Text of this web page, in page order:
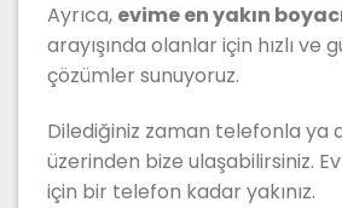
Ayrıca, evime en yakın
arayışında olanlar için hızlı ve
çözümler sunuyoruz.
Dilediğiniz zaman telefonla ya
üzerinden bize ulaşabilirsiniz.
için bir telefon kadar yakınız.